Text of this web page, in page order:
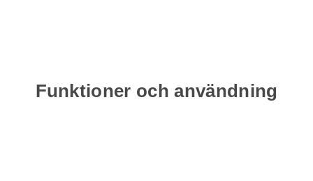
Funktioner och användning